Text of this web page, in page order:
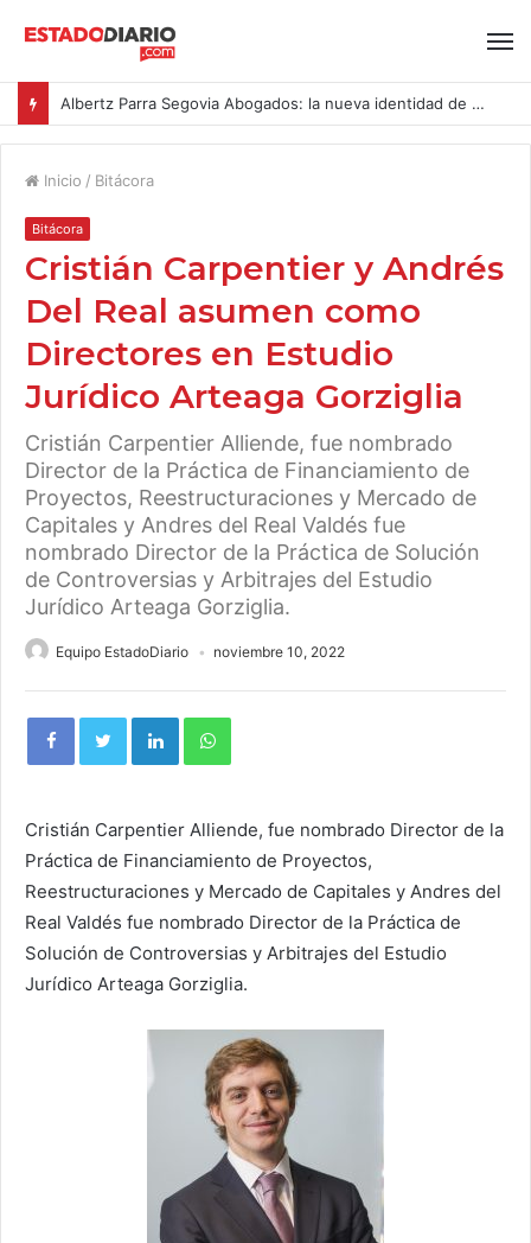
Albertz Parra Segovia Abogados: la nueva identidad de Segovia Consulting
Inicio / Bitácora
Bitácora
Cristián Carpentier y Andrés
Del Real asumen como
Directores en Estudio
Jurídico Arteaga Gorziglia
Cristián Carpentier Alliende, fue nombrado
Director de la Práctica de Financiamiento de
Proyectos, Reestructuraciones y Mercado de
Capitales y Andres del Real Valdés fue
nombrado Director de la Práctica de Solución
de Controversias y Arbitrajes del Estudio
Jurídico Arteaga Gorziglia.
Equipo EstadoDiario noviembre 10, 2022
Cristián Carpentier Alliende, fue nombrado Director de la
Práctica de Financiamiento de Proyectos,
Reestructuraciones y Mercado de Capitales y Andres del
Real Valdés fue nombrado Director de la Práctica de
Solución de Controversias y Arbitrajes del Estudio
Jurídico Arteaga Gorziglia.